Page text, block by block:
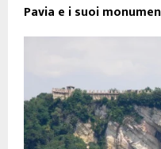
Pavia e i suoi